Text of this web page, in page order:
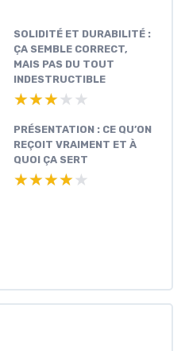
SOLIDITÉ ET DURABILITÉ :
ÇA SEMBLE CORRECT,
MAIS PAS DU TOUT
INDESTRUCTIBLE
★★★★★
★★★★★
PRÉSENTATION : CE QU’ON
REÇOIT VRAIMENT ET À
QUOI ÇA SERT
★★★★★
★★★★★